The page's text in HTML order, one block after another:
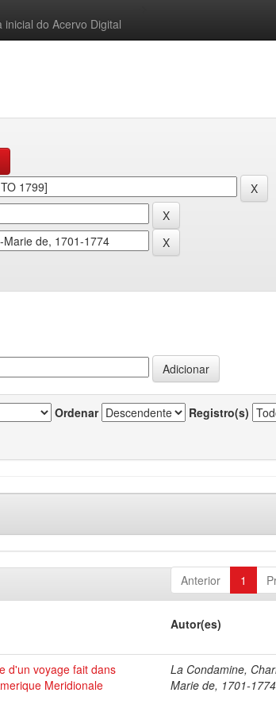
do Acervo Digital
Ordenar Registro(s)
Anterior 1
Autor(es)
d'un voyage fait dans
Meridionale
La Condamine,
Marie de, 1701-1774